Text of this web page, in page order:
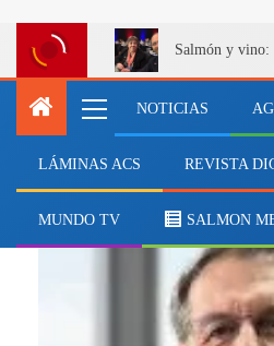
Salmón y vino:
NOTICIAS
LÁMINAS ACS REVISTA
MUNDO TV SALMON
traslado de peces